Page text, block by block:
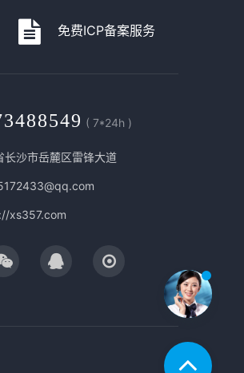
免费ICP备案服务
( 7*24h )
长沙市岳麓区雷锋大道
xs357.com